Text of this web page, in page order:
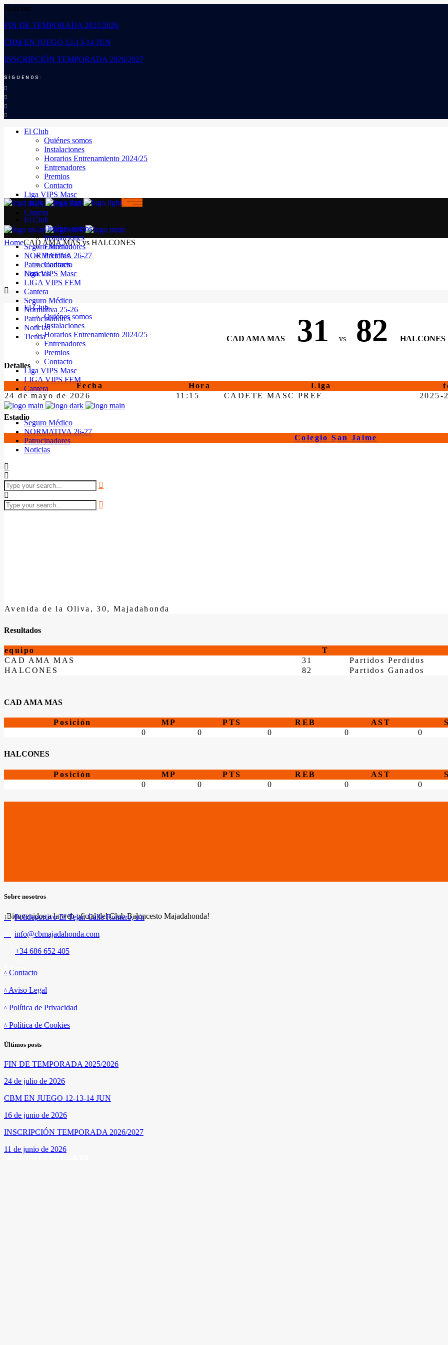
Noticias:
FIN DE TEMPORADA 2025/2026
CBM EN JUEGO 12-13-14 JUN
INSCRIPCIÓN TEMPORADA 2026/2027
SÍGUENOS:
El Club
Quiénes somos
Instalaciones
Horarios Entrenamiento 2024/25
Entrenadores
Premios
Contacto
Liga VIPS Masc
LIGA VIPS FEM
Cantera
Seguro Médico
NORMATIVA 26-27
Patrocinadores
Noticias
El Club
Quiénes somos
Instalaciones
Horarios Entrenamiento 2024/25
Entrenadores
Premios
Contacto
Liga VIPS Masc
LIGA VIPS FEM
Cantera
Seguro Médico
NORMATIVA 26-27
Patrocinadores
Noticias
El Club
Quiénes somos
Instalaciones
Entrenadores
Premios
Contacto
Liga VIPS Masc
LIGA VIPS FEM
Cantera
Seguro Médico
Normativa 25-26
Patrocinadores
Noticias
Tienda
HomeCAD AMA MAS vs HALCONES
CAD AMA MAS 31 vs 82 HALCONES
Detalles
Fecha Hora Liga
24 de mayo de 2026
11:15 CADETE MASC PREF 2025-
Estadio
Colegio San Jaime
Avenida de la Oliva, 30, Majadahonda
Resultados
equipo T
CAD AMA MAS
31
Partidos Perdidos
HALCONES
82 Partidos Ganados
CAD AMA MAS
Posición MP PTS REB AST
0
0 0 0 0
HALCONES
Posición MP PTS REB AST
0
0 0 0 0
Sobre nosotros
¡Bienvenidos a la web oficial del Club Baloncesto Majadahonda!
Polideportivo El Tejar. Calle Romero, s/n
info@cbmajadahonda.com
+34 686 652 405
Contacto
Aviso Legal
Política de Privacidad
Política de Cookies
Últimos posts
FIN DE TEMPORADA 2025/2026
24 de julio de 2026
CBM EN JUEGO 12-13-14 JUN
16 de junio de 2026
INSCRIPCIÓN TEMPORADA 2026/2027
11 de junio de 2026